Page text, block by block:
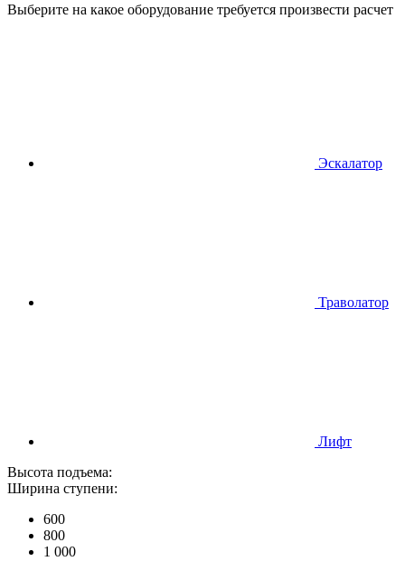
Выберите на какое оборудование требуется произвести расчет
Эскалатор
Траволатор
Лифт
Высота подъема:
Ширина ступени:
600
800
1 000